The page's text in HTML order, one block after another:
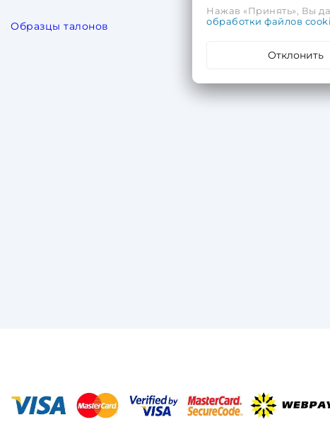
Образцы талонов
Нажав «Принять», Вы
обработки файлов
Отклонить